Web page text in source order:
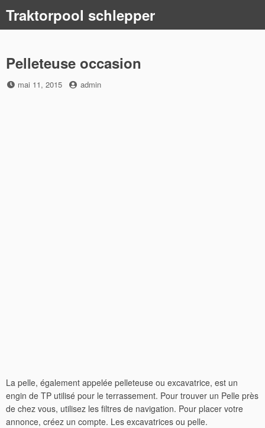
content
Traktorpool schlepper
Pelleteuse occasion
Posted
mai 11, 2015 by
admin
La pelle, également appelée pelleteuse ou excavatrice, est un
engin de TP utilisé pour le terrassement. Pour trouver un Pelle près
de chez vous, utilisez les filtres de navigation. Pour placer votre
annonce, créez un compte. Les excavatrices ou pelle.